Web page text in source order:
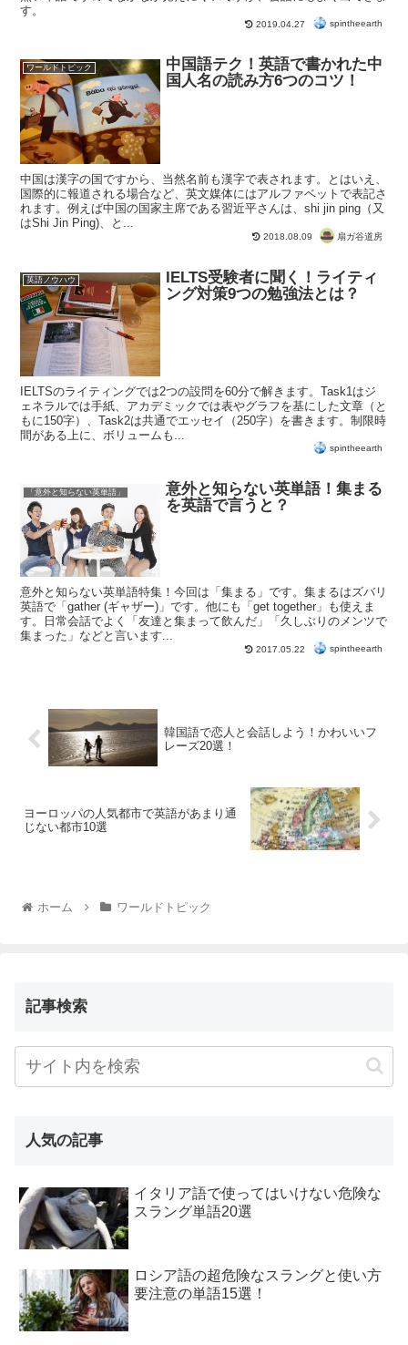
す。
2019.04.27 spintheearth
ワールドトピック
中国語テク！英語で書かれた中
国人名の読み方6つのコツ！
中国は漢字の国ですから、当然名前も漢字で表されます。とはいえ、
国際的に報道される場合など、英文媒体にはアルファベットで表記さ
れます。例えば中国の国家主席である習近平さんは、shi jin ping（又
はShi Jin Ping)、と...
2018.08.09 扇ガ谷道房
英語ノウハウ
IELTS受験者に聞く！ライティ
ング対策9つの勉強法とは？
IELTSのライティングでは2つの設問を60分で解きます。Task1はジ
ェネラルでは手紙、アカデミックでは表やグラフを基にした文章（と
もに150字）、Task2は共通でエッセイ（250字）を書きます。制限時
間がある上に、ボリュームも...
spintheearth
「意外と知らない英単語」
意外と知らない英単語！集まる
を英語で言うと？
意外と知らない英単語特集！今回は「集まる」です。集まるはズバリ
英語で「gather (ギャザー)」です。他にも「get together」も使えま
す。日常会話でよく「友達と集まって飲んだ」「久しぶりのメンツで
集まった」などと言います...
2017.05.22 spintheearth
韓国語で恋人と会話しよう！かわいいフ
レーズ20選！
ヨーロッパの人気都市で英語があまり通
じない都市10選
ホーム ワールドトピック
記事検索
人気の記事
イタリア語で使ってはいけない危険な
スラング単語20選
ロシア語の超危険なスラングと使い方
要注意の単語15選！